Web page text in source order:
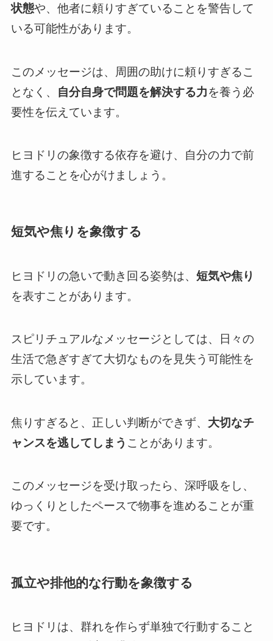
状態や、他者に頼りすぎていることを警告して
いる可能性があります。
このメッセージは、周囲の助けに頼りすぎるこ
となく、 自分自身で問題を解決する力を養う必
要性を伝えています。
ヒヨドリの象徴する依存を避け、自分の力で前
進することを心がけましょう。
短気や焦りを象徴する
ヒヨドリの急いで動き回る姿勢は、 短気や焦り
を表すことがあります。
スピリチュアルなメッセージとしては、日々の
生活で急ぎすぎて大切なものを見失う可能性を
示しています。
焦りすぎると、正しい判断ができず、 大切なチ
ャンスを逃してしまう ことがあります。
このメッセージを受け取ったら、深呼吸をし、
ゆっくりとしたペースで物事を進めることが重
要です。
孤立や排他的な行動を象徴する
ヒヨドリは、群れを作らず単独で行動すること